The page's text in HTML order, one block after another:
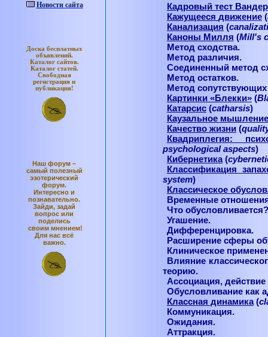
Новости сайта
Доска бесплатных
объявлений.
Каталог сайтов.
Каталог статей.
Свободная
регистрация и
публикация!
Наш форум –
самый полезный
эзотерический
форум.
Интересно и
познавательно.
Зайди, задай
вопрос или
поделись
своим мнением!
Для нас всё
важно.
Кадровый тест
Кажущееся движение(
Канализация (
Каноны Милля (Mill's
Метод сходства.
Метод различия.
Соединенный метод
Метод остатков.
Метод
Картинки «Блекки»(
Катарсис(catharsis)
Каузальное
Качество жизни(
Квадриплегия:
psychological aspects)
Кибернетика(
Классификация
system)
Классическое
Временные
Что обусловливается?
Угашение.
Дифференцировка.
Расширение сферы
Клиническое
Влияние
теорию.
Ассоциация,
Обусловливание как
Классная динамика(
Коммуникация.
Ожидания.
Аттракция.